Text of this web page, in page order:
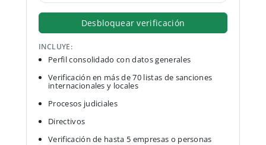
Desbloquear verificación
INCLUYE:
Perfil consolidado con datos generales
Verificación en más de 70 listas de sanciones
internacionales y locales
Procesos judiciales
Directivos
Verificación de hasta 5 empresas o personas